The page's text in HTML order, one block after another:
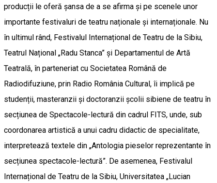
producții le oferă șansa de a se afirma și pe scenele unor
importante festivaluri de teatru naționale și internaționale. Nu
în ultimul rând, Festivalul Internațional de Teatru de la Sibiu,
Teatrul Național „Radu Stanca” și Departamentul de Artă
Teatrală, în parteneriat cu Societatea Română de
Radiodifuziune, prin Radio România Cultural, îi implică pe
studenții, masteranzii și doctoranzii școlii sibiene de teatru în
secțiunea de Spectacole-lectură din cadrul FITS, unde, sub
coordonarea artistică a unui cadru didactic de specialitate,
interpretează textele din „Antologia pieselor reprezentante în
secțiunea spectacole-lectură”. De asemenea, Festivalul
Internațional de Teatru de la Sibiu, Universitatea „Lucian